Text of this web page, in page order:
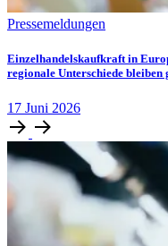
Pressemeldungen
Einzelhandelskaufkraft in
regionale Unterschiede bleiben
17 Juni 2026